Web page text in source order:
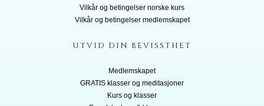
Vilkår og betingelser norske kurs
Vilkår og betingelser medlemskapet
UTVID DIN BEVISSTHET
Medlemskapet
GRATIS klasser og meditasjoner
Kurs og klasser